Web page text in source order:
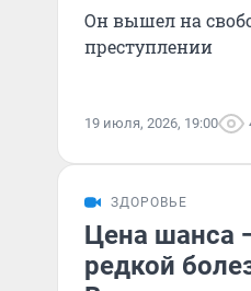
Он вышел на
преступлении
19 июля, 2026, 19:00
ЗДОРОВЬЕ
Цена шанса
редкой